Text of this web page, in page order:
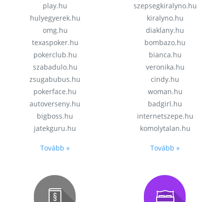
play.hu
hulyegyerek.hu
omg.hu
texaspoker.hu
pokerclub.hu
szabadulo.hu
zsugabubus.hu
pokerface.hu
autoverseny.hu
bigboss.hu
jatekguru.hu
Tovább »
szepsegkiralyno.hu
kiralyno.hu
diaklany.hu
bombazo.hu
bianca.hu
veronika.hu
cindy.hu
woman.hu
badgirl.hu
internetszepe.hu
komolytalan.hu
Tovább »